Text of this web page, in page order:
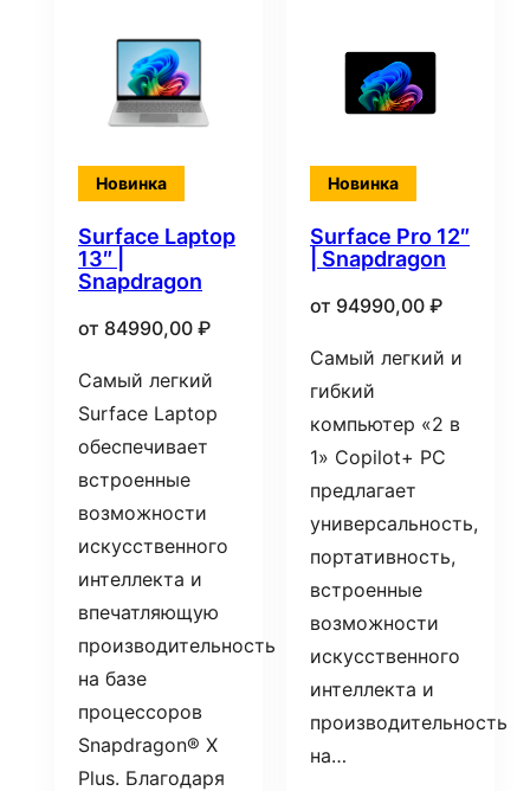
Новинка
Surface Laptop
13″ |
Snapdragon
от 84990,00 ₽
Самый легкий
Surface Laptop
обеспечивает
встроенные
возможности
искусственного
интеллекта и
впечатляющую
производительность
на базе
процессоров
Snapdragon® X
Plus. Благодаря
Новинка
Surface Pro 12″
| Snapdragon
от 94990,00 ₽
Самый легкий и
гибкий
компьютер «2 в
1» Copilot+ PC
предлагает
универсальность,
портативность,
встроенные
возможности
искусственного
интеллекта и
производительность
на…